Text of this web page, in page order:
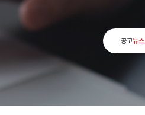
공고뉴스